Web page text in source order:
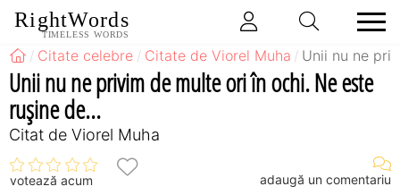
RightWords
TIMELESS WORDS
Citate celebre Citate de Viorel Muha Unii nu ne
Unii nu ne privim de multe ori în ochi. Ne este
ruşine de...
Citat de Viorel Muha
votează acum adaugă un comentariu